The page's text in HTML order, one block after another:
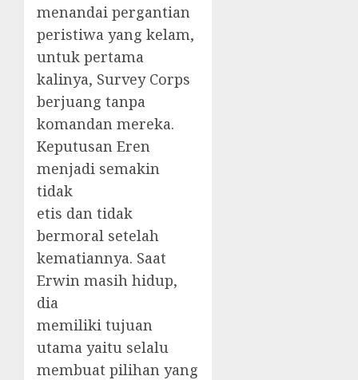
menandai pergantian
peristiwa yang kelam,
untuk pertama
kalinya, Survey Corps
berjuang tanpa
komandan mereka.
Keputusan Eren
menjadi semakin
tidak
etis dan tidak
bermoral setelah
kematiannya. Saat
Erwin masih hidup,
dia
memiliki tujuan
utama yaitu selalu
membuat pilihan yang